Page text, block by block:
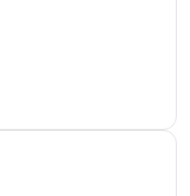
籍しています。自
を排除し、良心的
ます。お客様の安
とわかりやすい説